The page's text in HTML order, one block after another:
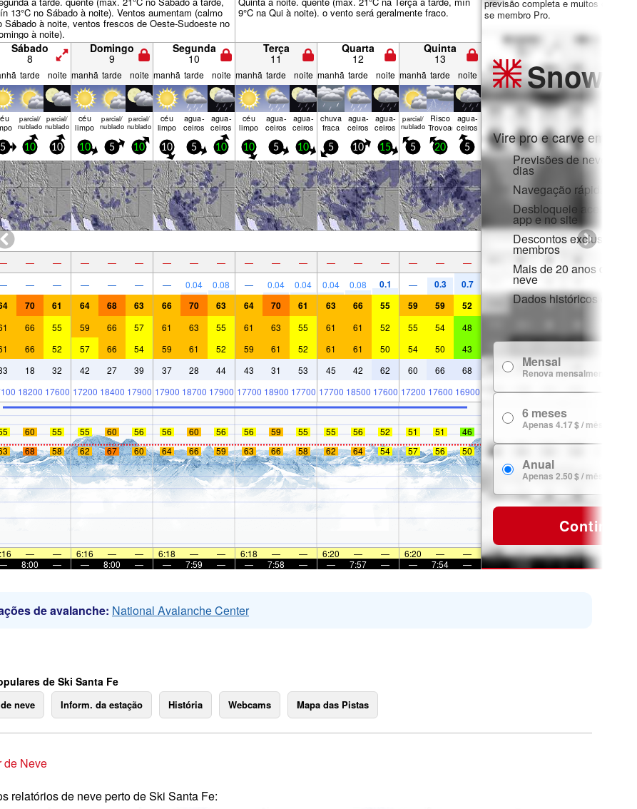
13°C no Sábado à noite). Ventos aumentam (calmo
Sábado à noite, ventos frescos de Oeste-Sudoeste no
à noite).
9°C na Qui à noite). o vento será geralmente fraco.
Sábado
8
Domingo
9
Segunda
10
Terça
11
Quarta
12
Quinta
13
tarde noite manhã tarde noite manhã tarde noite manhã tarde noite manhã tarde noite manhã tarde noite
parcial/
nublado
parcial/
nublado
céu
limpo
parcial/
nublado
parcial/
nublado
céu
limpo
agua­
ceiros
agua­
ceiros
céu
limpo
agua­
ceiros
agua­
ceiros
chuva
fraca
agua­
ceiros
agua­
ceiros
parcial/
nublado
Risco
Trovoada
agua­
ceiros
5 10 10 10 5 10 10 5 10 10 5 10 5 10 15 5 20 5
— — — — — — — — — — — — — — — — —
— — — — — — 0.04 0.08 — 0.04 0.04 0.04 0.08 0.1 — 0.3 0.7
70 61 64 68 63 66 70 63 64 70 61 63 66 55 59 59 52
66 55 59 66 57 61 63 55 61 63 55 61 61 52 55 54 48
66 52 57 66 54 59 61 52 59 61 52 61 61 50 54 50 43
18 32 42 27 39 37 28 44 43 31 53 45 42 62 60 66 68
18200 17600 17200 18400 17900 17900 18700 17900 17700 18900 17700 17700 18500 17600 17200 17600 16900
60 55 55 60 56 56 60 56 56 59 55 55 56 52 51 51
46
68 58 62 67 60 64 66 59 63 66 58 62 64 54 57 56 50
— — 6:16 — — 6:18 — — 6:18 — — 6:20 — — 6:20 —
—
8:00 — — 8:00 — — 7:59 — — 7:58 — — 7:57 — — 7:54 —
previsão completa e muitos outros
se membro Pro.
Snow
Vire pro e carve em:
Previsões de neve
dias
Navegação rápida sem
Desbloqueie acesso
app e no site
Descontos exclusivos
membros
Mais de 20 anos de
neve
Dados históricos de
Mensal
Renova mensalmente
6 meses
Apenas 4.17 $ / mês
Anual
Apenas 2.50 $ / mês
Continuar
de avalanche: National Avalanche Center
de Ski Santa Fe
neve Inform. da estação História Webcams Mapa das Pistas
de Neve
relatórios de neve perto de Ski Santa Fe: